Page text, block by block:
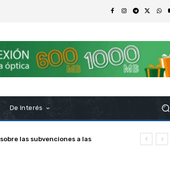
De Interés
las subvenciones a las